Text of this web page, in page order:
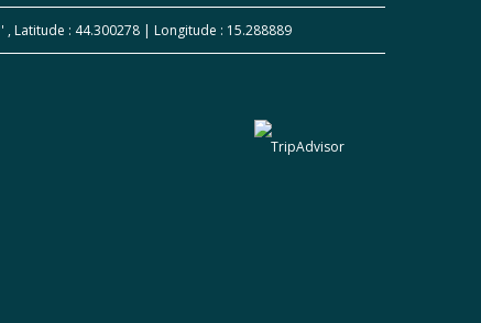
, Latitude : 44.300278 | Longitude : 15.288889